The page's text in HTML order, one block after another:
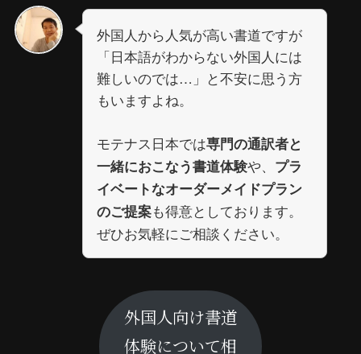
外国人から人気が高い書道ですが
「日本語がわからない外国人には
難しいのでは…」と不安に思う方
もいますよね。
モテナス日本では専門の通訳者と
一緒におこなう書道体験や、 プラ
イベートなオーダーメイドプラン
のご提案も得意としております。
ぜひお気軽にご相談ください。
外国人向け書道
体験について相